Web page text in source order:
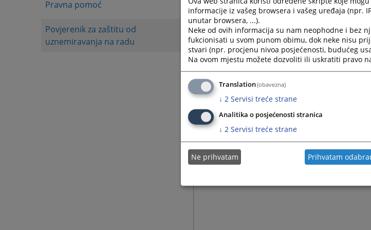
Pravna pomoć
Povjerenik za zaštitu od
uznemiravanja na radu
informacije iz vašeg browsera i vašeg uređaja (npr.
unutar browsera, ...).
Neke od ovih informacija su nam neophodne i bez
fukcionisati u svom punom obimu, dok neke nisu
stvari (npr. procjenu nivoa posjećenosti, budućeg
Na ovom mjestu možete dozvoliti ili uskratiti pravo
Translation(obavezna)
↓ 2 Servisi treće strane
Analitika o posjećenosti stranica
↓ 2 Servisi treće strane
Ne prihvatam Prihvatam